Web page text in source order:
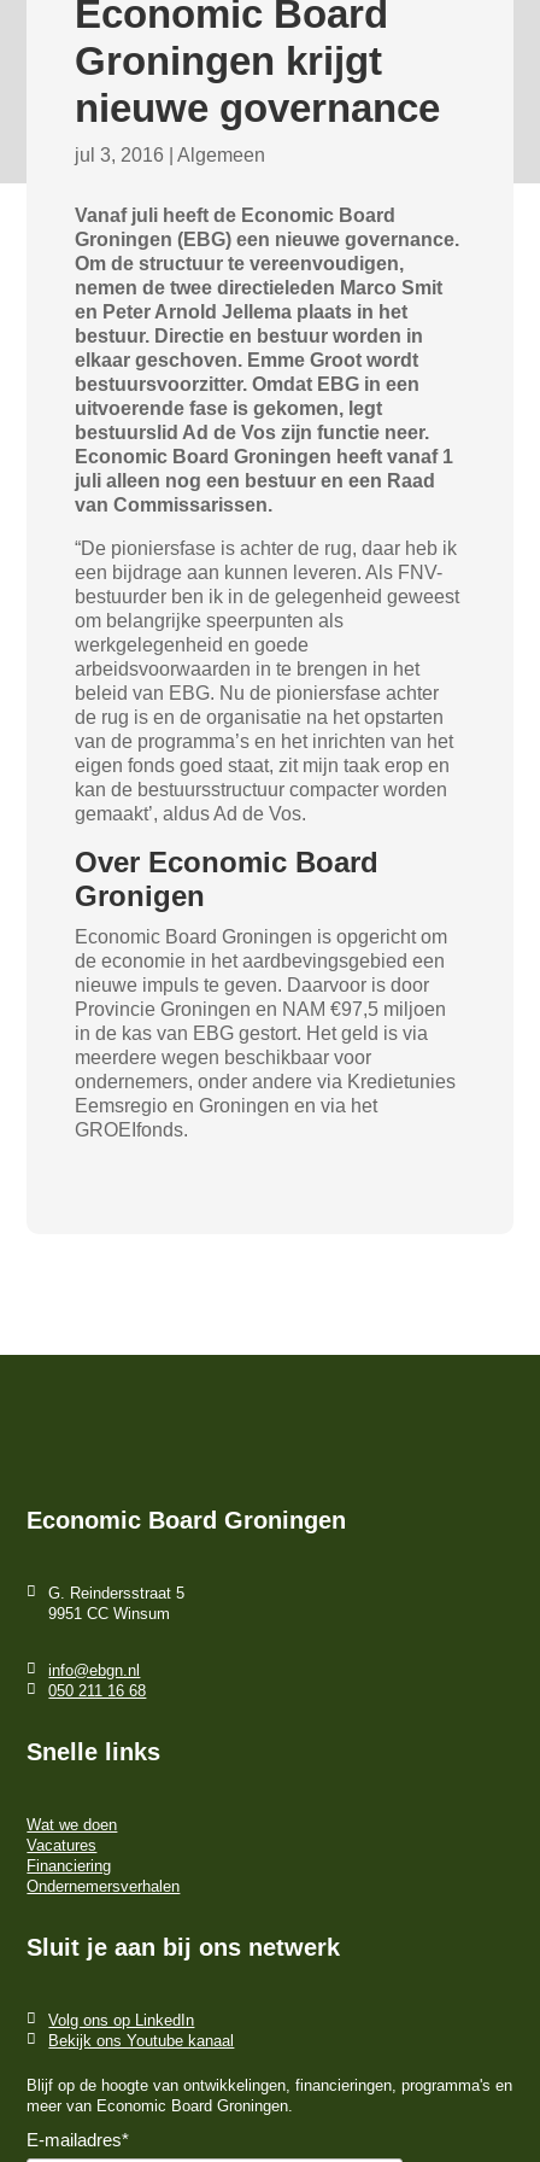
Economic Board
Groningen krijgt
nieuwe governance
jul 3, 2016 |Algemeen
Vanaf juli heeft de Economic Board
Groningen (EBG) een nieuwe governance.
Om de structuur te vereenvoudigen,
nemen de twee directieleden Marco Smit
en Peter Arnold Jellema plaats in het
bestuur. Directie en bestuur worden in
elkaar geschoven. Emme Groot wordt
bestuursvoorzitter. Omdat EBG in een
uitvoerende fase is gekomen, legt
bestuurslid Ad de Vos zijn functie neer.
Economic Board Groningen heeft vanaf 1
juli alleen nog een bestuur en een Raad
van Commissarissen.
“De pioniersfase is achter de rug, daar heb ik
een bijdrage aan kunnen leveren. Als FNV-
bestuurder ben ik in de gelegenheid geweest
om belangrijke speerpunten als
werkgelegenheid en goede
arbeidsvoorwaarden in te brengen in het
beleid van EBG. Nu de pioniersfase achter
de rug is en de organisatie na het opstarten
van de programma’s en het inrichten van het
eigen fonds goed staat, zit mijn taak erop en
kan de bestuursstructuur compacter worden
gemaakt’, aldus Ad de Vos.
Over Economic Board
Gronigen
Economic Board Groningen is opgericht om
de economie in het aardbevingsgebied een
nieuwe impuls te geven. Daarvoor is door
Provincie Groningen en NAM €97,5 miljoen
in de kas van EBG gestort. Het geld is via
meerdere wegen beschikbaar voor
ondernemers, onder andere via Kredietunies
Eemsregio en Groningen en via het
GROEIfonds.
Economic Board Groningen
G. Reindersstraat 5
9951 CC Winsum
info@ebgn.nl
050 211 16 68
Snelle links
Wat we doen
Vacatures
Financiering
Ondernemersverhalen
Sluit je aan bij ons netwerk
Volg ons op LinkedIn
Bekijk ons Youtube kanaal
Blijf op de hoogte van ontwikkelingen, financieringen, programma's en
meer van Economic Board Groningen.
E-mailadres*